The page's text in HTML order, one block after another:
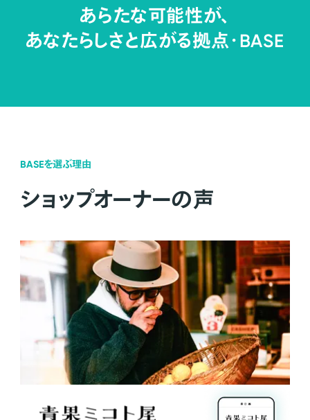
あらたな可能性が、
あなたらしさと広がる拠点・BASE
BASEを選ぶ理由
ショップオーナーの声